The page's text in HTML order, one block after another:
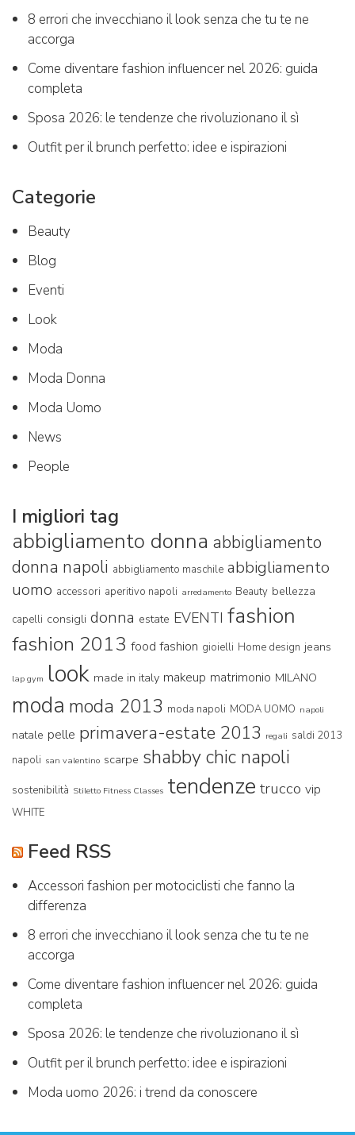
8 errori che invecchiano il look senza che tu te ne
accorga
Come diventare fashion influencer nel 2026: guida
completa
Sposa 2026: le tendenze che rivoluzionano il sì
Outfit per il brunch perfetto: idee e ispirazioni
Categorie
Beauty
Blog
Eventi
Look
Moda
Moda Donna
Moda Uomo
News
People
I migliori tag
abbigliamento donna abbigliamento
donna napoli abbigliamento maschile abbigliamento
uomo accessori aperitivo napoli arredamento Beauty bellezza
capelli consigli donna estate EVENTI fashion
fashion 2013 food fashion gioielli Home design jeans
lap gym look made in italy makeup matrimonio MILANO
moda moda 2013 moda napoli MODA UOMO napoli
natale pelle primavera-estate 2013 regali saldi 2013
napoli san valentino scarpe shabby chic napoli
sostenibilità Stiletto Fitness Classes tendenze trucco vip
WHITE
Feed RSS
Accessori fashion per motociclisti che fanno la
differenza
8 errori che invecchiano il look senza che tu te ne
accorga
Come diventare fashion influencer nel 2026: guida
completa
Sposa 2026: le tendenze che rivoluzionano il sì
Outfit per il brunch perfetto: idee e ispirazioni
Moda uomo 2026: i trend da conoscere